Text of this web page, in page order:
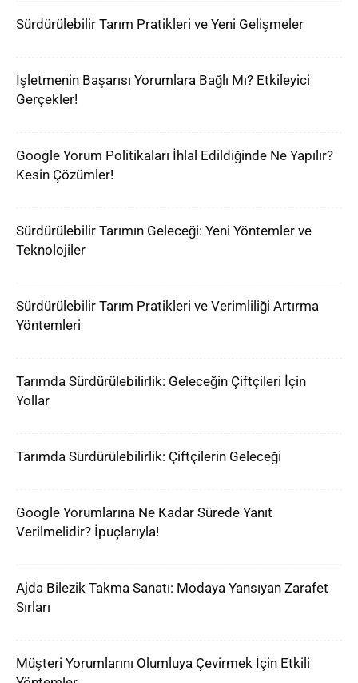
Sürdürülebilir Tarım Pratikleri ve Yeni Gelişmeler
İşletmenin Başarısı Yorumlara Bağlı Mı? Etkileyici
Gerçekler!
Google Yorum Politikaları İhlal Edildiğinde Ne Yapılır?
Kesin Çözümler!
Sürdürülebilir Tarımın Geleceği: Yeni Yöntemler ve
Teknolojiler
Sürdürülebilir Tarım Pratikleri ve Verimliliği Artırma
Yöntemleri
Tarımda Sürdürülebilirlik: Geleceğin Çiftçileri İçin
Yollar
Tarımda Sürdürülebilirlik: Çiftçilerin Geleceği
Google Yorumlarına Ne Kadar Sürede Yanıt
Verilmelidir? İpuçlarıyla!
Ajda Bilezik Takma Sanatı: Modaya Yansıyan Zarafet
Sırları
Müşteri Yorumlarını Olumluya Çevirmek İçin Etkili